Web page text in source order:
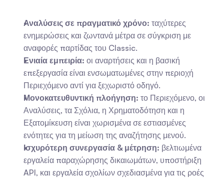
Αναλύσεις σε πραγματικό χρόνο: ταχύτερες
ενημερώσεις και ζωντανά μέτρα σε σύγκριση με
αναφορές παρτίδας του Classic.
Ενιαία εμπειρία: οι αναρτήσεις και η βασική
επεξεργασία είναι ενσωματωμένες στην περιοχή
Περιεχόμενο αντί για ξεχωριστό οδηγό.
Μονοκατευθυντική πλοήγηση: το Περιεχόμενο, οι
Αναλύσεις, τα Σχόλια, η Χρηματοδότηση και η
Εξατομίκευση είναι χωρισμένα σε εστιασμένες
ενότητες για τη μείωση της αναζήτησης μενού.
Ισχυρότερη συνεργασία & μέτρηση: βελτιωμένα
εργαλεία παραχώρησης δικαιωμάτων, υποστήριξη
API, και εργαλεία σχολίων σχεδιασμένα για τις ροές